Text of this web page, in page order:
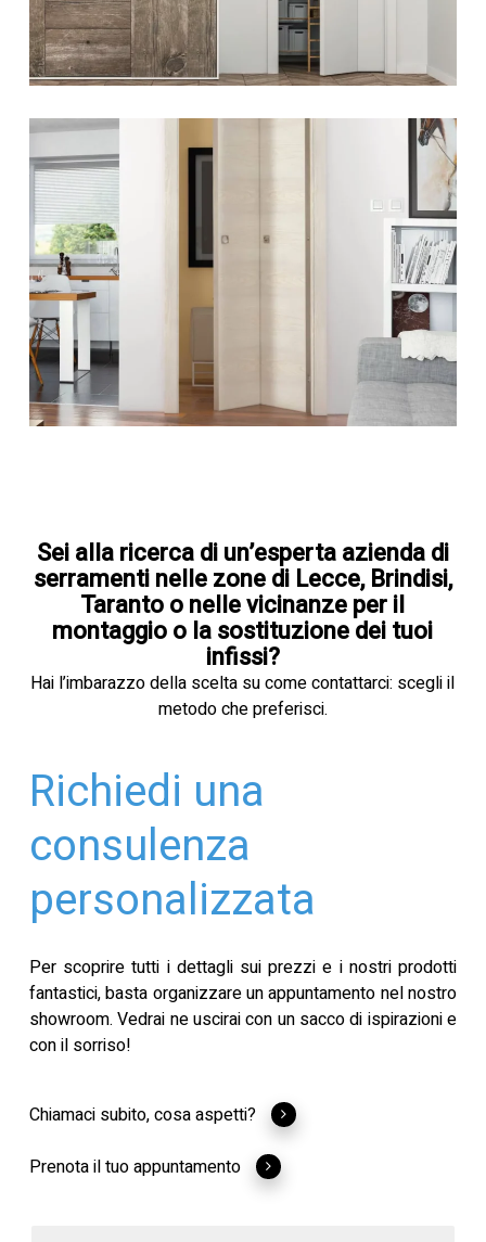
Sei alla ricerca di un’esperta azienda di
serramenti nelle zone di Lecce, Brindisi,
Taranto o nelle vicinanze per il
montaggio o la sostituzione dei tuoi
infissi?
Hai l’imbarazzo della scelta su come contattarci: scegli il
metodo che preferisci.
Richiedi una
consulenza
personalizzata
Per scoprire tutti i dettagli sui prezzi e i nostri prodotti
fantastici, basta organizzare un appuntamento nel nostro
showroom. Vedrai ne uscirai con un sacco di ispirazioni e
con il sorriso!
Chiamaci subito, cosa aspetti?
Prenota il tuo appuntamento